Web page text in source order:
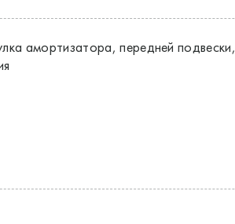
амортизатора, передней подвески,